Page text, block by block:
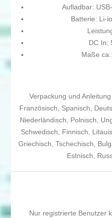
Aufladbar:
Batterie: Li-
DC In:
Maße
Verpackung und
Französisch, Spanisch,
Niederländisch, Polnisch,
Schwedisch, Finnisch,
Griechisch, Tschechisch,
Estnisch,
Nur registrierte Benutzer